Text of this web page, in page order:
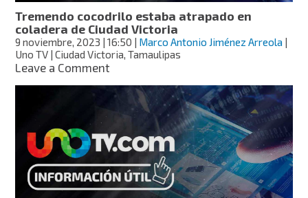
Tremendo cocodrilo estaba atrapado en
coladera de Ciudad Victoria
9 noviembre, 2023 | 16:50 | Marco Antonio Jiménez Arreola |
Uno TV | Ciudad Victoria, Tamaulipas
Leave a Commenton
cocodrilo
estaba
atrapado
en
coladera
de
Ciudad
Victoria